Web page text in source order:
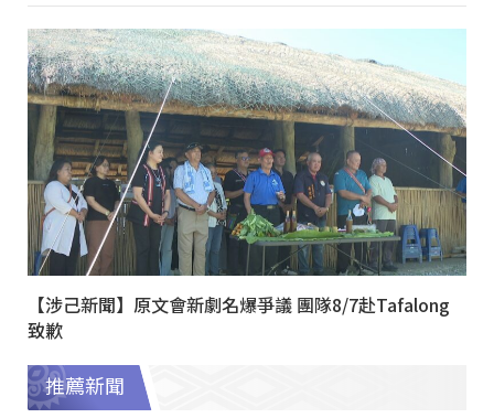
【涉己新聞】原文會新劇名爆爭議 團隊8/7赴Tafalong
致歉
推薦新聞